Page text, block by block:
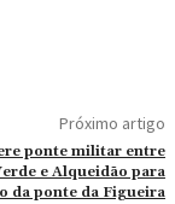
Próximo artigo
ponte militar entre
e Alqueidão para
da ponte da Figueira